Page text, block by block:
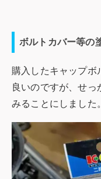
ボルトカバー等の
購入したキャップボ
良いのですが、せっ
みることにしました。